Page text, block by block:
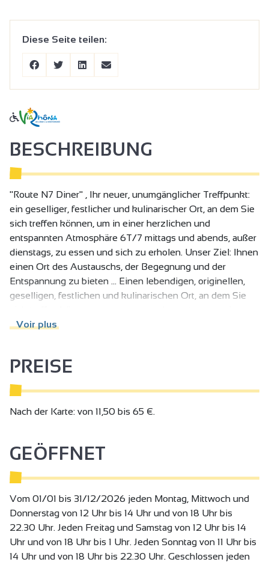
Diese Seite teilen:
BESCHREIBUNG
"Route N7 Diner" , Ihr neuer, unumgänglicher Treffpunkt:
ein geselliger, festlicher und kulinarischer Ort, an dem Sie
sich treffen können, um in einer herzlichen und
entspannten Atmosphäre 6T/7 mittags und abends, außer
dienstags, zu essen und sich zu erholen. Unser Ziel: Ihnen
einen Ort des Austauschs, der Begegnung und der
Entspannung zu bieten … Einen lebendigen, originellen,
geselligen, festlichen und kulinarischen Ort, an dem Sie
einer Atmosphäre, die Gelassenheit ausstrahlt.
regionale Platten… sorgfältig und mit Leidenschaft
zubereitet, unter Wahrung der Traditionen.
Aber auch: After-Work-Events, Themenabende,
Konzertabende, DJ-Abende …
Hochzeiten, Geburtstage, Firmenessen, Abschiedsfeiern …!
Voir plus
PREISE
Nach der Karte: von 11,50 bis 65 €.
GEÖFFNET
Vom 01/01 bis 31/12/2026 jeden Montag, Mittwoch und
Donnerstag von 12 Uhr bis 14 Uhr und von 18 Uhr bis
22.30 Uhr. Jeden Freitag und Samstag von 12 Uhr bis 14
Uhr und von 18 Uhr bis 1 Uhr. Jeden Sonntag von 11 Uhr bis
14 Uhr und von 18 Uhr bis 22.30 Uhr. Geschlossen jeden